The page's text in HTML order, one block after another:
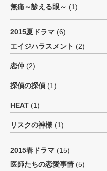
無痛～診える眼～ (1)
2015夏ドラマ (6)
エイジハラスメント (2)
恋仲 (2)
探偵の探偵 (1)
HEAT (1)
リスクの神様 (1)
2015春ドラマ (15)
医師たちの恋愛事情 (5)